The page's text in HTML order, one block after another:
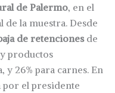
de Palermo, en el
la muestra. Desde
de retencionesde
productos
26% para carnes. En
por el presidente